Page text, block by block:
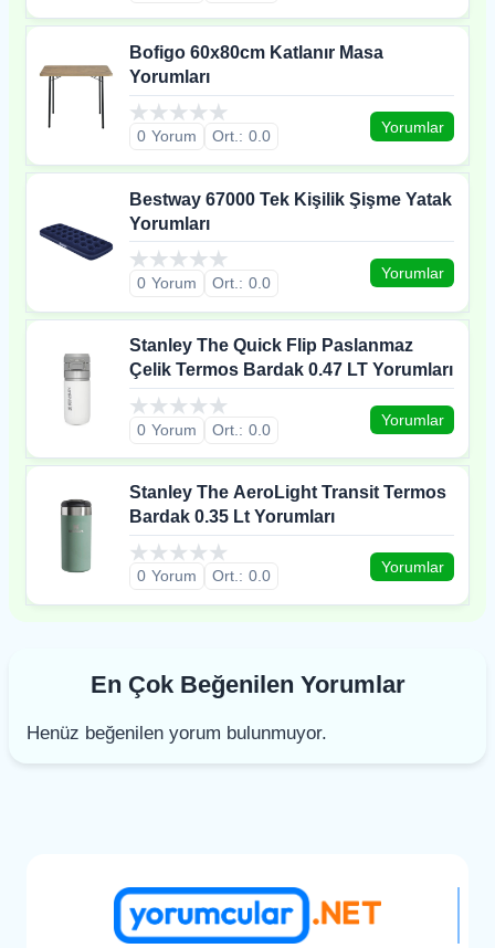
Bofigo 60x80cm Katlanır Masa
Yorumları
0 0.0
Yorumlar
Bestway 67000 Tek Kişilik Şişme Yatak
Yorumları
0 0.0
Yorumlar
Stanley The Quick Flip Paslanmaz
Çelik Termos Bardak 0.47 LT Yorumları
0 0.0
Yorumlar
Stanley The AeroLight Transit Termos
Bardak 0.35 Lt Yorumları
0 0.0
Yorumlar
En Çok Beğenilen Yorumlar
Henüz beğenilen yorum bulunmuyor.